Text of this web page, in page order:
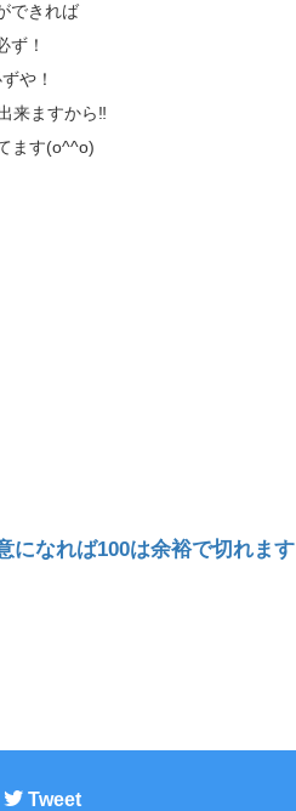
できれば
ず！
や！
来ますから‼️
ます(o^^o)
になれば100は余裕で切れます
Tweet